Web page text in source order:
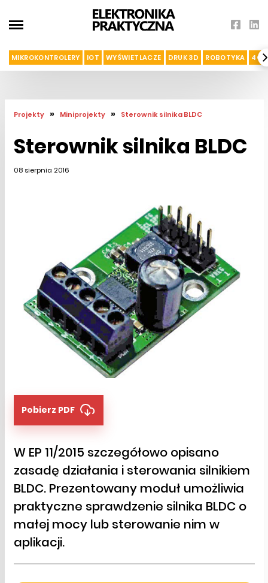
MIKROKONTROLERY IOT WYŚWIETLACZE DRUK 3D ROBOTYKA 4G I
Projekty » Miniprojekty » Sterownik silnika BLDC
Sterownik silnika BLDC
08 sierpnia 2016
Pobierz PDF
W EP 11/2015 szczegółowo opisano
zasadę działania i sterowania silnikiem
BLDC. Prezentowany moduł umożliwia
praktyczne sprawdzenie silnika BLDC o
małej mocy lub sterowanie nim w
aplikacji.